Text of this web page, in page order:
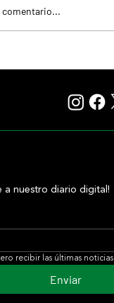
a nuestro diario digital!
recibir las últimas noticias
Enviar